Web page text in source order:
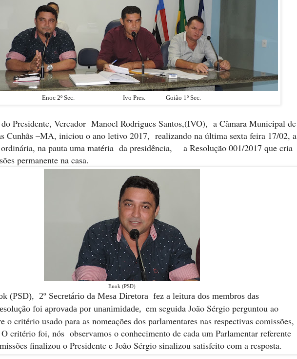
Enoc 2º Sec. Ivo Pres. Goião 1º Sec.
Presidente, Vereador Manoel Rodrigues Santos,(IVO), a Câmara Municipal de
Cunhãs –MA, iniciou o ano letivo 2017, realizando na última sexta feira 17/02, a
ordinária, na pauta uma matéria da presidência, a Resolução 001/2017 que cria
permanente na casa.
Enok (PSD)
(PSD), 2º Secretário da Mesa Diretora fez a leitura dos membros das
foi aprovada por unanimidade, em seguida João Sérgio perguntou ao
o critério usado para as nomeações dos parlamentares nas respectivas comissões,
critério foi, nós observamos o conhecimento de cada um Parlamentar referente
finalizou o Presidente e João Sérgio sinalizou satisfeito com a resposta.